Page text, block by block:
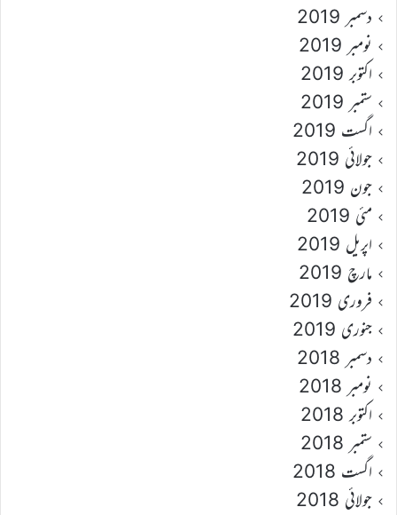
دسمبر 2019
نومبر 2019
اکتوبر 2019
ستمبر 2019
اگست 2019
جولائی 2019
جون 2019
مئی 2019
اپریل 2019
مارچ 2019
فروری 2019
جنوری 2019
دسمبر 2018
نومبر 2018
اکتوبر 2018
ستمبر 2018
اگست 2018
جولائی 2018